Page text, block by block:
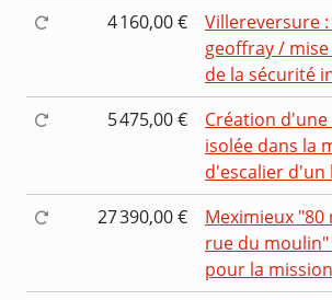
4 160,00 €
Villereversure
geoffray /
de la sécurité
5 475,00 €
Création
isolée dans la
d'escalier d'un
27 390,00 €
Meximieux
rue du
pour la